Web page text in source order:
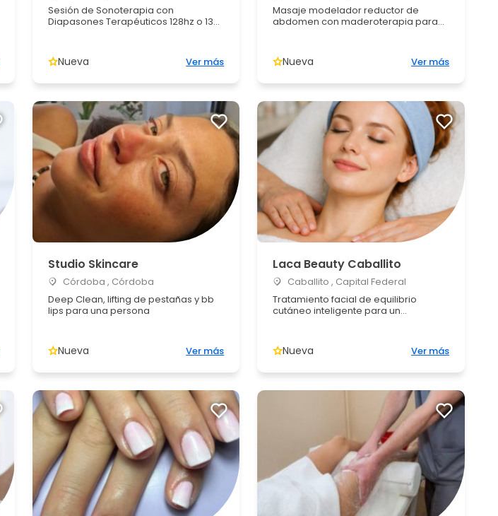
Sesión de Sonoterapia con
Diapasones Terapéuticos 128hz o 13...
Nueva Ver más
Masaje modelador reductor de
abdomen con maderoterapia para...
Nueva Ver más
Studio Skincare
Córdoba , Córdoba
Deep Clean, lifting de pestañas y bb
lips para una persona
Nueva Ver más
Laca Beauty Caballito
Caballito , Capital Federal
Tratamiento facial de equilibrio
cutáneo inteligente para un...
Nueva Ver más